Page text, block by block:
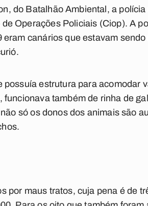
do Batalhão Ambiental, a
Operações Policiais (Ciop). A
canários que estavam
estrutura para acomodar
também de rinha de
só os donos dos animais são
por maus tratos, cuja pena é de